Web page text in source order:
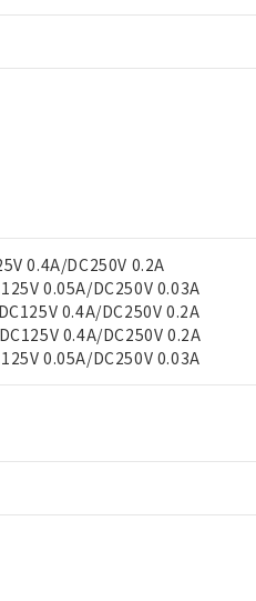
0.4A/DC250V 0.2A
0.05A/DC250V 0.03A
0.4A/DC250V 0.2A
0.4A/DC250V 0.2A
0.05A/DC250V 0.03A
質）の非含有に対応した製品に
10物質）の非含有に非対応の商
物質）の非含有の対応状況を
品としていたものが、含有品と
国RoHSの基準値を超えているこ